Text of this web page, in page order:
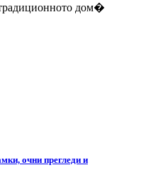
традиционното дом�
очни прегледи и